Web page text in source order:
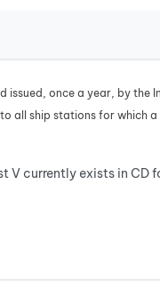
once a year, by
all ship stations for which
V currently exists in CD